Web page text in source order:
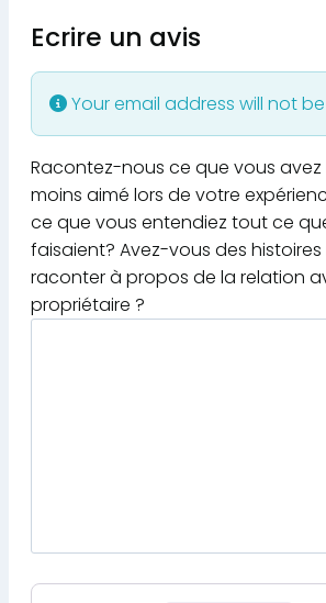
Ecrire un avis
Your email address will not
Racontez-nous ce que vous avez
moins aimé lors de votre
ce que vous entendiez tout ce
faisaient? Avez-vous des
raconter à propos de la relation
propriétaire ?